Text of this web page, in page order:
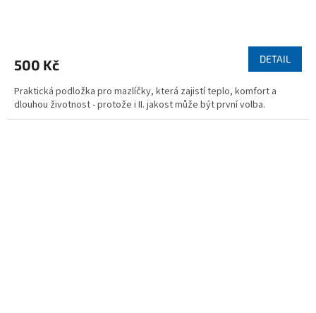
500 Kč DETAIL
Praktická podložka pro mazlíčky, která zajistí teplo, komfort a
dlouhou životnost - protože i II. jakost může být první volba.